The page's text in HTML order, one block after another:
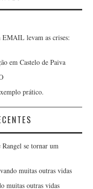
levam as crises:
em Castelo de Paiva
prático.
se tornar um
muitas outras vidas
muitas outras vidas